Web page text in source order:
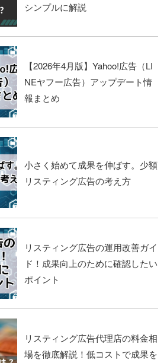
シンプルに解説
【2026年4月版】Yahoo!広告（LI
NEヤフー広告）アップデート情
報まとめ
小さく始めて成果を伸ばす。少額
リスティング広告の考え方
リスティング広告の運用改善ガイ
ド！成果向上のために確認したい
ポイント
リスティング広告代理店の料金相
場を徹底解説！低コストで成果を